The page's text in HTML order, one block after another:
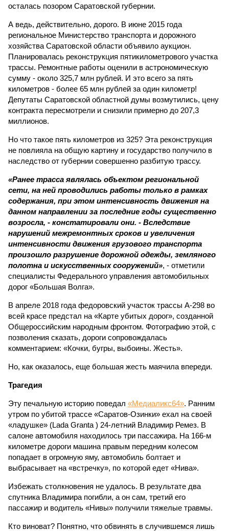
осталась позором Саратовской губернии.
А ведь, действительно, дорого. В июне 2015 года
региональное Министерство транспорта и дорожного
хозяйства Саратовской области объявило аукцион.
Планировалась реконструкция пятикилометрового участка
трассы. Ремонтные работы оценили в астрономическую
сумму - около 325,7 млн рублей. И это всего за пять
километров - более 65 млн рублей за один километр!
Депутаты Саратовской областной думы возмутились, цену
контракта пересмотрели и снизили примерно до 207,3
миллионов.
Но что такое пять километров из 325? Эта реконструкция
не повлияла на общую картину и государство получило в
наследство от губернии совершенно разбитую трассу.
«Ранее трасса являлась объектом региональной
сети, на ней проводились работы только в рамках
содержания, при этом интенсивность движения на
данном направлении за последние годы существенно
возросла, - констатировали они. - Вследствие
нарушений межремонтных сроков и увеличения
интенсивности движения грузового транспорта
произошло разрушение дорожной одежды, земляного
полотна и искусственных сооружений», - отметили
специалисты Федерального управления автомобильных
дорог «Большая Волга».
В апреле 2018 года федоровский участок трассы А-298 во
всей красе предстал на «Карте убитых дорог», созданной
Общероссийским народным фронтом. Фотографию этой, с
позволения сказать, дороги сопровождалась
комментарием: «Кочки, бугры, выбоины. Жесть».
Но, как оказалось, еще большая жесть маячила впереди.
Трагедия
Эту печальную историю поведал «Медиаликс64». Ранним
утром по убитой трассе «Саратов-Озинки» ехал на своей
«ладушке» (Lada Granta ) 24-летний Владимир Ремез. В
салоне автомобиля находилось три пассажира. На 166-м
километре дороги машина правым передним колесом
попадает в огромную яму, автомобиль болтает и
выбрасывает на «встречку», по которой едет «Нива».
Избежать столкновения не удалось. В результате два
спутника Владимира погибли, а он сам, третий его
пассажир и водитель «Нивы» получили тяжелые травмы.
Кто виноват? Понятно, что обвинять в случившемся лишь